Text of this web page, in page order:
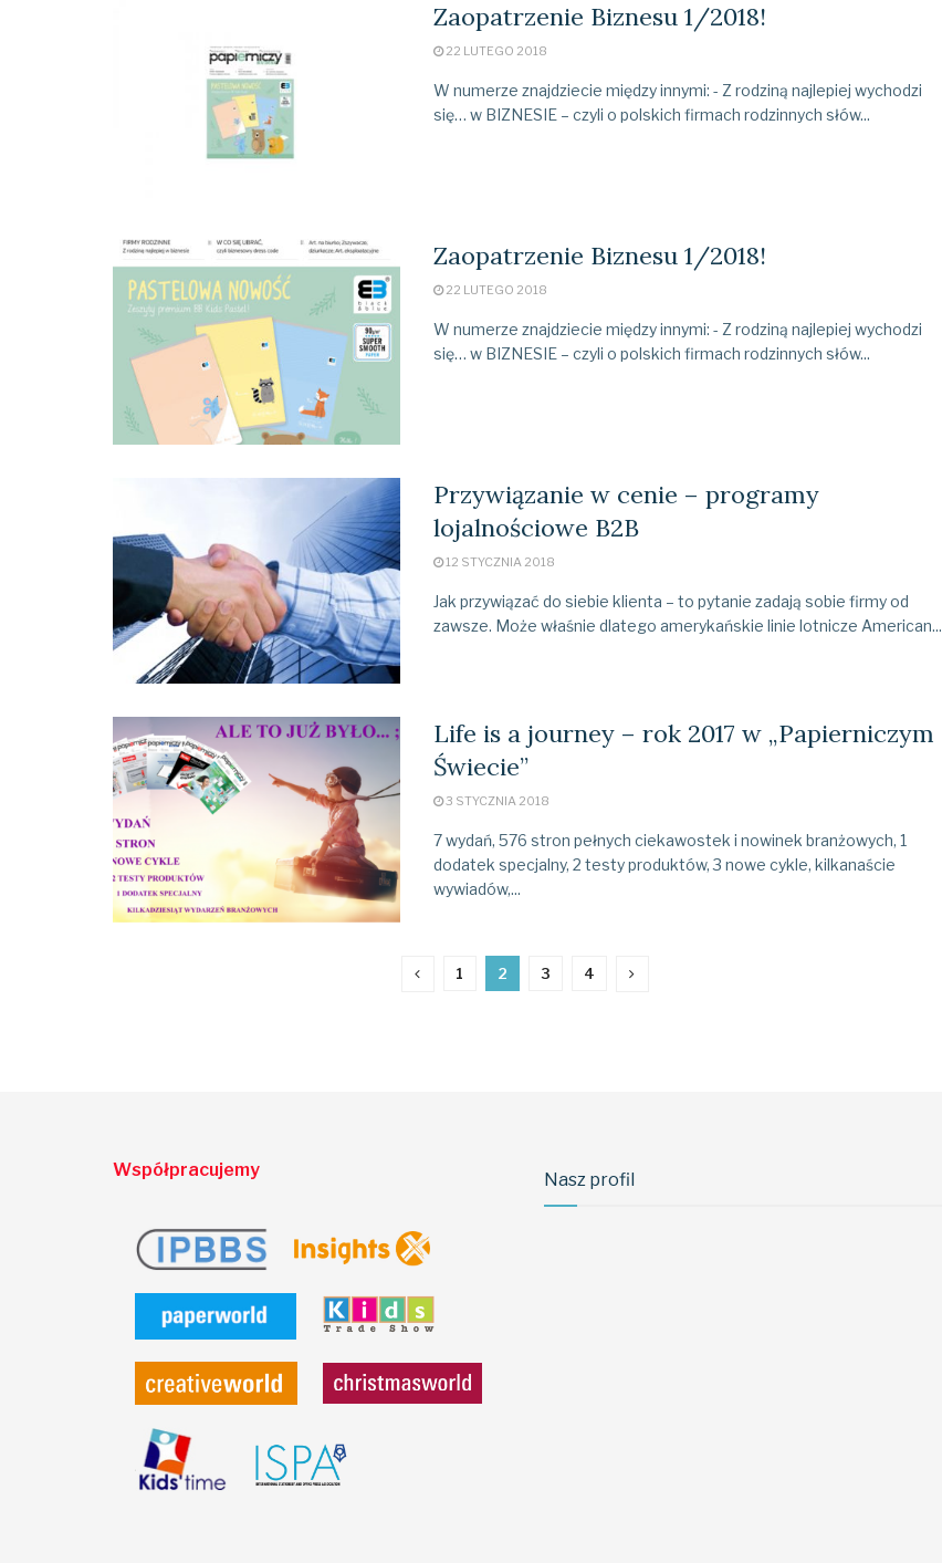
Zaopatrzenie Biznesu 1/2018!
22 LUTEGO 2018
W numerze znajdziecie między innymi: - Z rodziną najlepiej wychodzi
się… w BIZNESIE – czyli o polskich firmach rodzinnych słów...
Zaopatrzenie Biznesu 1/2018!
22 LUTEGO 2018
W numerze znajdziecie między innymi: - Z rodziną najlepiej wychodzi
się… w BIZNESIE – czyli o polskich firmach rodzinnych słów...
Przywiązanie w cenie – programy
lojalnościowe B2B
12 STYCZNIA 2018
Jak przywiązać do siebie klienta – to pytanie zadają sobie firmy od
zawsze. Może właśnie dlatego amerykańskie linie lotnicze American...
Life is a journey – rok 2017 w „Papierniczym
Świecie”
3 STYCZNIA 2018
7 wydań, 576 stron pełnych ciekawostek i nowinek branżowych, 1
dodatek specjalny, 2 testy produktów, 3 nowe cykle, kilkanaście
wywiadów,...
1 2 3 4
Współpracujemy Nasz profil